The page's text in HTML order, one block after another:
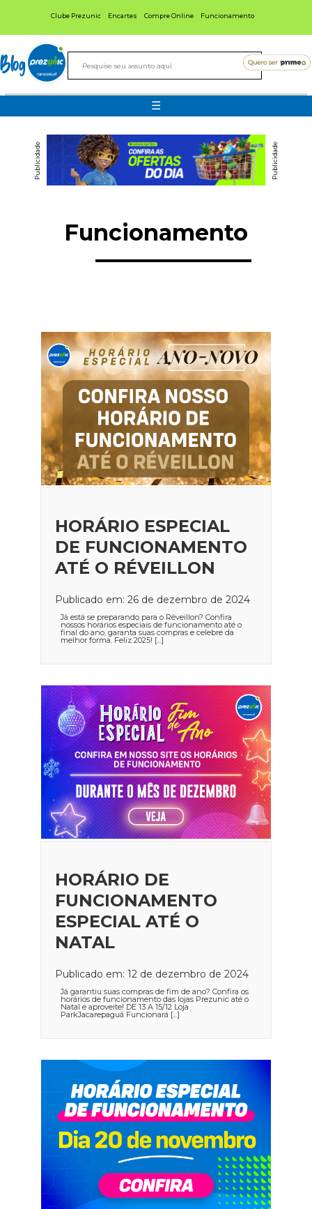
Clube Prezunic Encartes Compre Online Funcionamento
Blog
☰
Publicidade Publicidade
Funcionamento
HORÁRIO ESPECIAL
DE FUNCIONAMENTO
ATÉ O RÉVEILLON
Publicado em: 26 de dezembro de 2024
Já está se preparando para o Réveillon? Confira
nossos horários especiais de funcionamento até o
final do ano, garanta suas compras e celebre da
melhor forma. Feliz 2025! […]
HORÁRIO DE
FUNCIONAMENTO
ESPECIAL ATÉ O
NATAL
Publicado em: 12 de dezembro de 2024
Já garantiu suas compras de fim de ano? Confira os
horários de funcionamento das lojas Prezunic até o
Natal e aproveite! DE 13 A 15/12 Loja
ParkJacarepaguá Funcionará […]